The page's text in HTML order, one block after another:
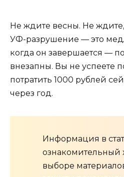
Не ждите весны. Не ждите,
УФ-разрушение — это
когда он завершается —
внезапны. Вы не успеете
потратить 1000 рублей
через год.
Информация в
ознакомительный
выборе